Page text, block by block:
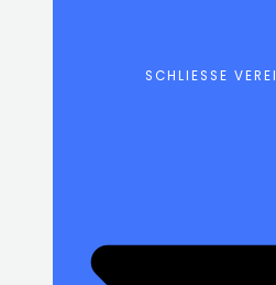
SCHLIESSE VEREIN